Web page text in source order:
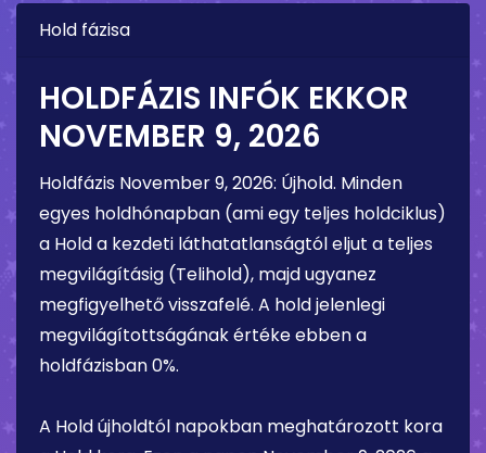
Hold fázisa
HOLDFÁZIS INFÓK EKKOR
NOVEMBER 9, 2026
Holdfázis November 9, 2026: Újhold. Minden
egyes holdhónapban (ami egy teljes holdciklus)
a Hold a kezdeti láthatatlanságtól eljut a teljes
megvilágításig (Telihold), majd ugyanez
megfigyelhető visszafelé. A hold jelenlegi
megvilágítottságának értéke ebben a
holdfázisban0%.
A Hold újholdtól napokban meghatározott kora